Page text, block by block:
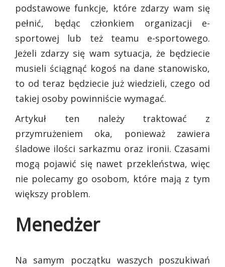
podstawowe funkcje, które zdarzy wam się
pełnić, będąc członkiem organizacji e-
sportowej lub też teamu e-sportowego.
Jeżeli zdarzy się wam sytuacja, że będziecie
musieli ściągnąć kogoś na dane stanowisko,
to od teraz będziecie już wiedzieli, czego od
takiej osoby powinniście wymagać.
Artykuł ten należy traktować z
przymrużeniem oka, ponieważ zawiera
śladowe ilości sarkazmu oraz ironii. Czasami
mogą pojawić się nawet przekleństwa, więc
nie polecamy go osobom, które mają z tym
większy problem.
Menedżer
Na samym początku waszych poszukiwań